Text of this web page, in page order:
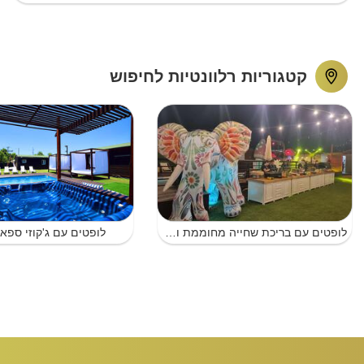
קטגוריות רלוונטיות לחיפוש
לופטים עם בריכת שחייה מחוממת ומקורה עם ג'קוזי ספא מחומם ומקורה עם חצר במרכז לופטים עם ג'קוזי